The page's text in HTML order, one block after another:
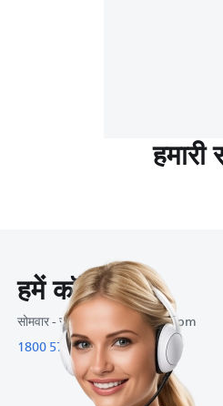
हमें कॉल करें
सोमवार - रविवार : 9:00 am-9:00 pm
1800 572 1800